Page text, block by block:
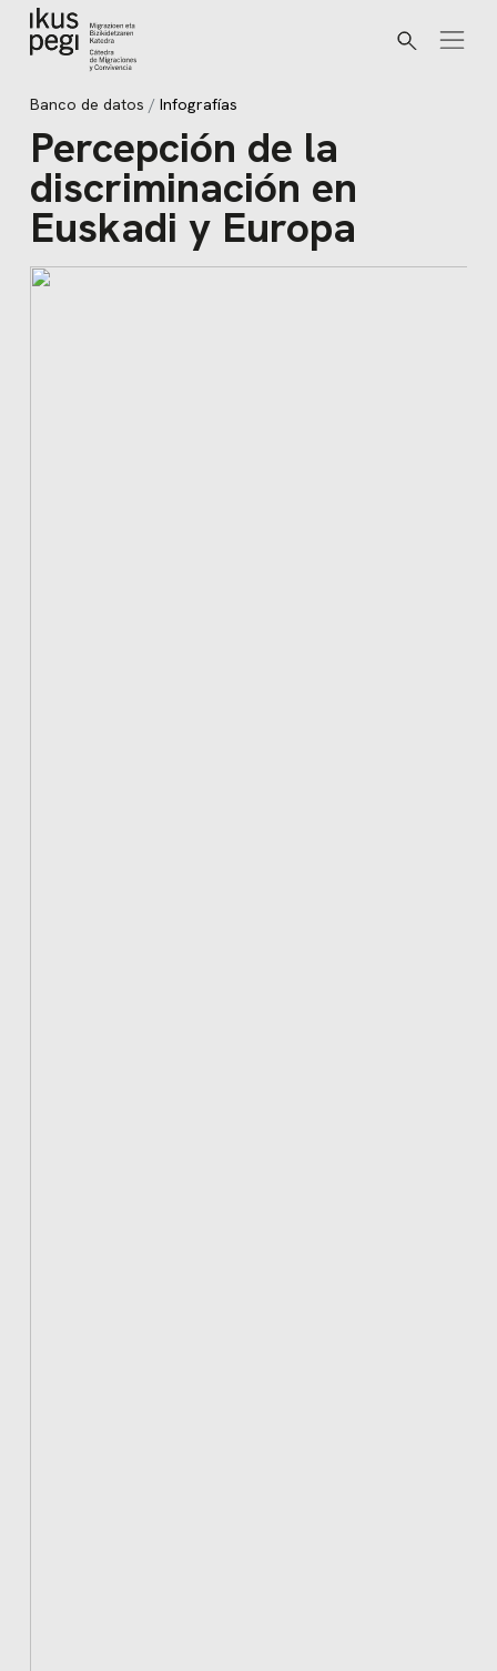
Ir directamente al contenido
Buscar
Banco de datos Infografías
Percepción de la
discriminación en
Euskadi y Europa